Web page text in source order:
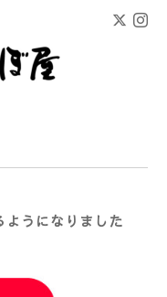
ようになりました